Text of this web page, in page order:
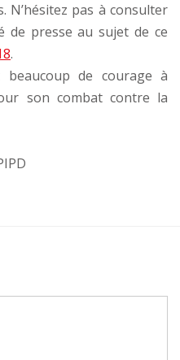
N’hésitez pas à consulter
de presse au sujet de ce
.
beaucoup de courage à
son combat contre la